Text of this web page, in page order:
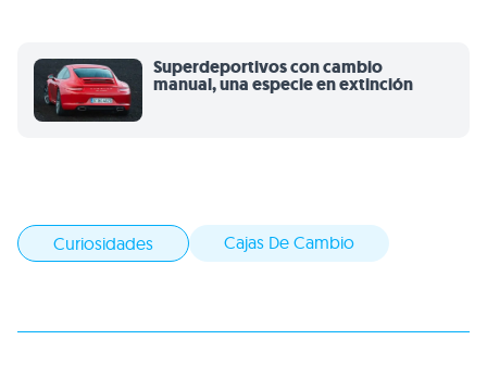
Superdeportivos con cambio
manual, una especie en extinción
Curiosidades Cajas De Cambio